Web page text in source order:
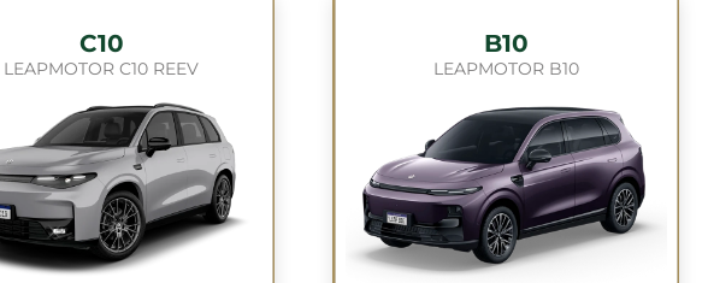
C10
LEAPMOTOR C10 REEV
B10
LEAPMOTOR B10